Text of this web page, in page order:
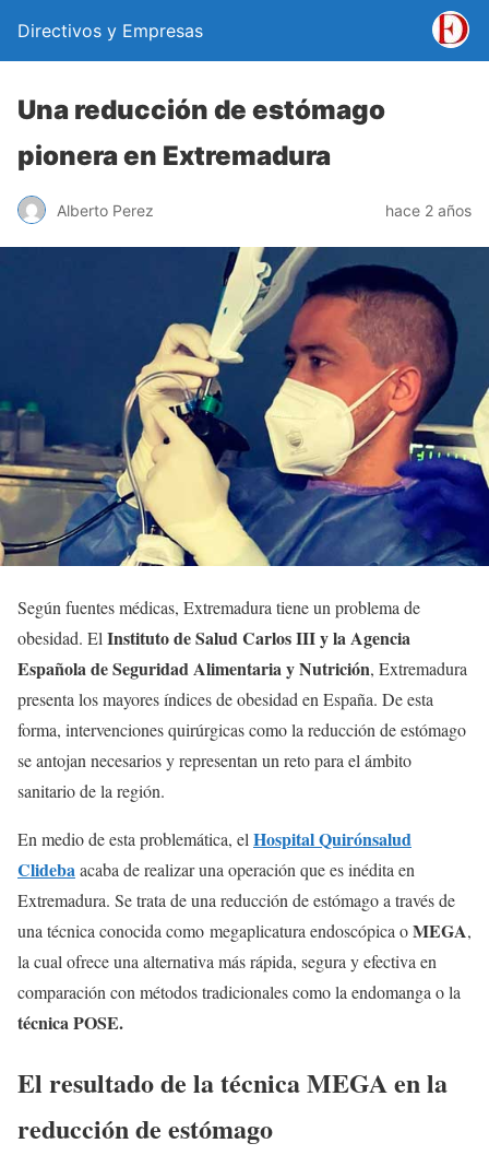
Directivos y Empresas
Una reducción de estómago
pionera en Extremadura
Alberto Perez hace 2 años
Según fuentes médicas, Extremadura tiene un problema de
obesidad. El Instituto de Salud Carlos III y la Agencia
Española de Seguridad Alimentaria y Nutrición, Extremadura
presenta los mayores índices de obesidad en España. De esta
forma, intervenciones quirúrgicas como la reducción de estómago
se antojan necesarios y representan un reto para el ámbito
sanitario de la región.
En medio de esta problemática, el Hospital Quirónsalud
Clideba acaba de realizar una operación que es inédita en
Extremadura. Se trata de una reducción de estómago a través de
una técnica conocida como megaplicatura endoscópica oMEGA,
la cual ofrece una alternativa más rápida, segura y efectiva en
comparación con métodos tradicionales como la endomanga o la
técnica POSE.
El resultado de la técnica MEGA en la
reducción de estómago